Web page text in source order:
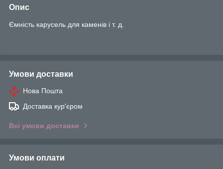
Опис
Ємність карусель для каменів і т. д.
Умови доставки
Нова Пошта
Доставка кур'єром
Всі умови доставки
Умови оплати